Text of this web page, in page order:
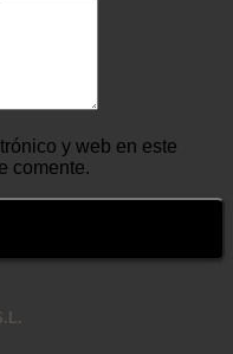
y web en este
comente.